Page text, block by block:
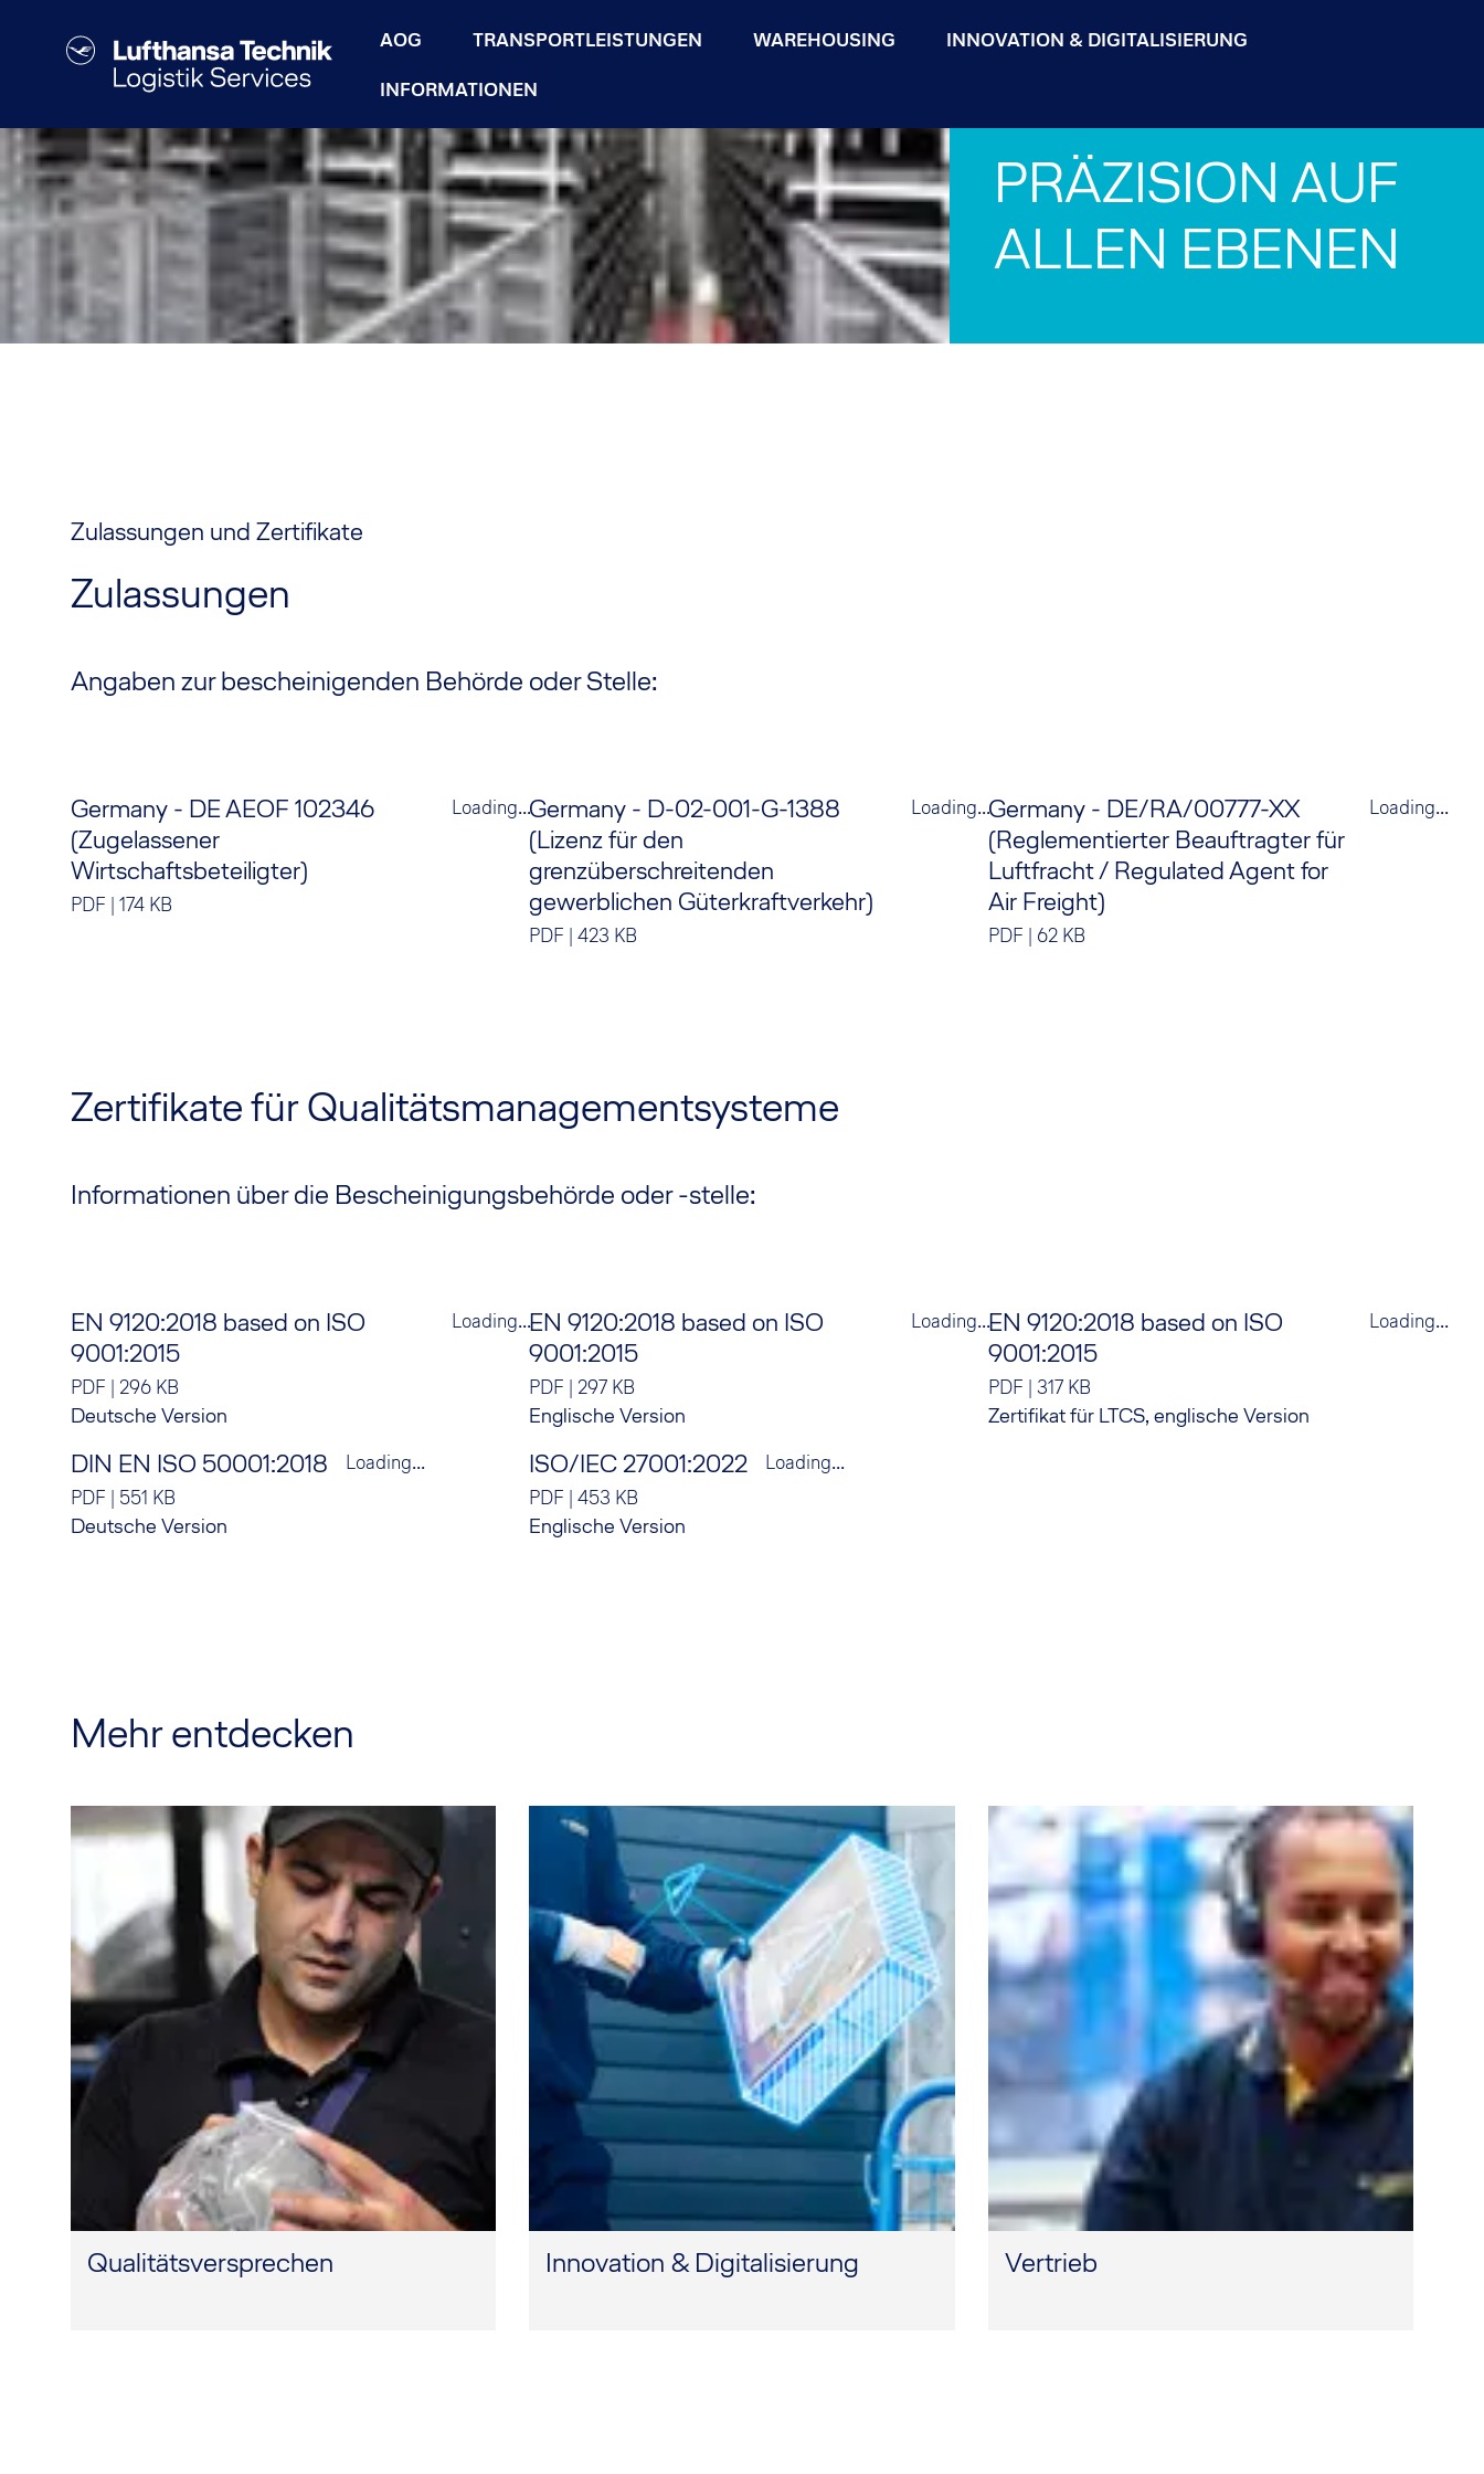
AOG TRANSPORTLEISTUNGEN WAREHOUSING
INNOVATION & DIGITALISIERUNG
INFORMATIONEN
PRÄZISION AUF
ALLEN EBENEN
Zulassungen und Zertifikate
Zulassungen
Angaben zur bescheinigenden Behörde oder Stelle:
Germany - DE AEOF 102346
(Zugelassener
Wirtschaftsbeteiligter)
PDF | 174 KB
Loading...Germany - D-02-001-G-1388
(Lizenz für den
grenzüberschreitenden
gewerblichen Güterkraftverkehr)
PDF |423 KB
Loading...Germany - DE/RA/00777-XX
(Reglementierter Beauftragter für
Luftfracht / Regulated Agent for
Air Freight)
PDF | 62 KB
Loading...
Zertifikate für Qualitätsmanagementsysteme
Informationen über die Bescheinigungsbehörde oder -stelle:
EN 9120:2018 based on ISO
9001:2015
PDF | 296 KB
Loading...
Deutsche Version
EN 9120:2018 based on ISO
9001:2015
PDF | 297 KB
Loading...
Englische Version
EN 9120:2018 based on ISO
9001:2015
PDF | 317 KB
Loading...
Zertifikat für LTCS, englische Version
DIN EN ISO 50001:2018
PDF | 551 KB
Loading...
Deutsche Version
ISO/IEC 27001:2022
PDF |453 KB
Loading...
Englische Version
Mehr entdecken
Qualitätsversprechen ​Innovation & Digitalisierung Vertrieb